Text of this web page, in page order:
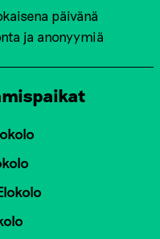
päivänä
ja anonyymiä